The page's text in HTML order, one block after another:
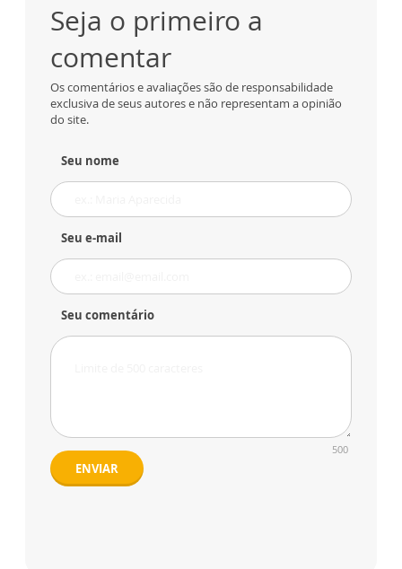
Seja o primeiro a
comentar
Os comentários e avaliações são de responsabilidade
exclusiva de seus autores e não representam a opinião
do site.
Seu nome
Seu e-mail
Seu comentário
500
ENVIAR